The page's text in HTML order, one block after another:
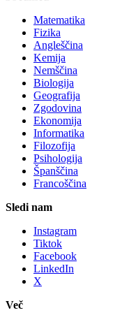
Matematika
Fizika
Angleščina
Kemija
Nemščina
Biologija
Geografija
Zgodovina
Ekonomija
Informatika
Filozofija
Psihologija
Španščina
Francoščina
Sledi nam
Instagram
Tiktok
Facebook
LinkedIn
X
Več